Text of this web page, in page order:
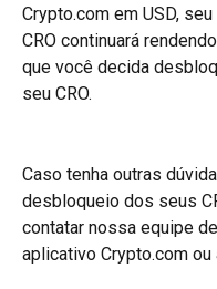
Crypto.com em USD,
CRO continuará
que você decida
seu CRO.
Caso tenha outras
desbloqueio dos seus
contatar nossa equipe
aplicativo Crypto.com